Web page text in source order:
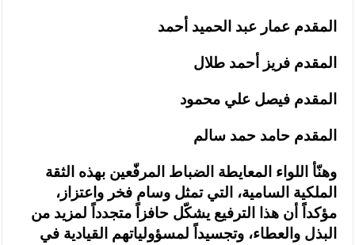
المقدم عمار عبد الحميد أحمد
المقدم فريز أحمد طلال
المقدم فيصل علي محمود
المقدم حامد حمد سالم
وهنّأ اللواء المعايطة الضباط المرفّعين بهذه الثقة
الملكية السامية، التي تمثل وسام فخر واعتزاز،
مؤكداً أن هذا الترفيع يشكّل حافزاً متجدداً لمزيد من
البذل والعطاء، وتجسيداً لمسؤولياتهم القيادية في